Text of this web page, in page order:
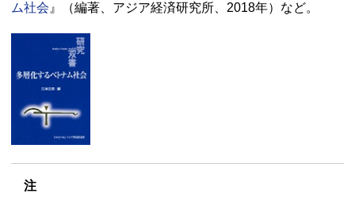
ム社会 』（編著、アジア経済研究所、2018年）など。
注